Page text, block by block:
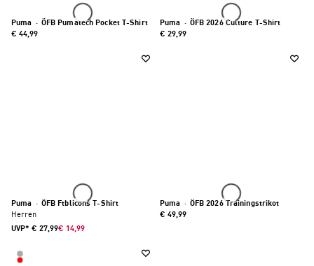
Puma · ÖFB Pumatech Pocket T-Shirt
€ 44,99
Puma · ÖFB 2026 Culture T-Shirt
€ 29,99
Puma · ÖFB Ftblicons T-Shirt
Herren
UVP* € 27,99€ 14,99
Puma · ÖFB 2026 Trainingstrikot
€ 49,99